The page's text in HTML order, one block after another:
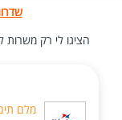
הציגו לי רק משרות
מלם